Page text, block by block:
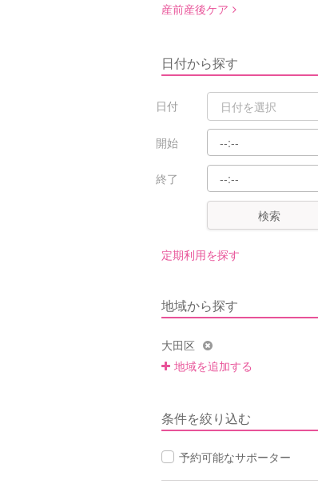
産前産後ケア
日付から探す
日付
開始
終了
検索
定期利用を探す
地域から探す
大田区
地域を追加する
条件を絞り込む
予約可能なサポーター